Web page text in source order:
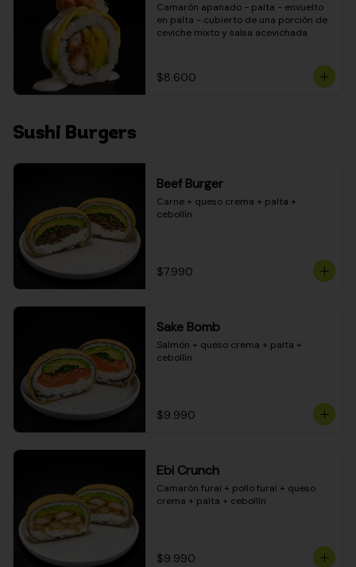
Camarón apanado - palta - envuelto
en palta - cubierto de una porción de
ceviche mixto y salsa acevichada
$8.600
Sushi Burgers
Beef Burger
Carne + queso crema + palta +
cebollín
$7.990
Sake Bomb
Salmón + queso crema + palta +
cebollín
$9.990
Ebi Crunch
Camarón furai + pollo furai + queso
crema + palta + cebollín
$9.990